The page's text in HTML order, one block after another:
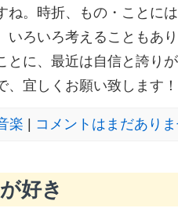
ね。時折、もの・ことに
いろいろ考えることもあ
とに、最近は自信と誇り
、宜しくお願い致します！
楽 コメントはまだあり
好き